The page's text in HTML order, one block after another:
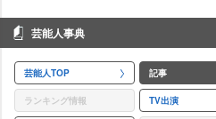
芸能人事典
芸能人TOP 記事
ランキング情報 TV出演